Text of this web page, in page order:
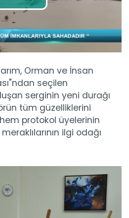
Orman ve İnsan
seçilen
serginin yeni durağı
tüm güzelliklerini
protokol üyelerinin
ilgi odağı